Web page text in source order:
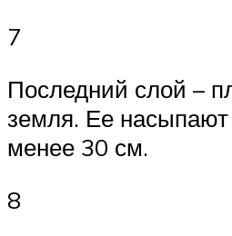
7
Последний слой –
земля. Ее
менее 30 см.
8